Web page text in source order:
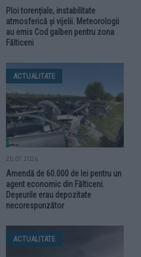
Ploi torențiale, instabilitate
atmosferică și vijelii. Meteorologii
au emis Cod galben pentru zona
Fălticeni
ACTUALITATE
20.07.2026
Amendă de 60.000 de lei pentru un
agent economic din Fălticeni.
Deșeurile erau depozitate
necorespunzător
ACTUALITATE